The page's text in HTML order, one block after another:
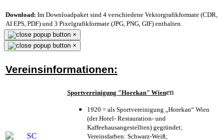
Download: Im Downloadpaket sind 4 verschiedene Vektorgrafikformate (CDR,
AI EPS, PDF) und 3 Pixelgrafikformate (JPG, PNG, GIF) enthalten.
×
×
Vereinsinformationen:
Sportvereinigung "Horekan" Wienen
1920 = als Sportvereinigung „Horekan“ Wien
(der Hotel- Restauration- und
Kaffeehausangestellten) gegründet;
Vereinsfarben: Schwarz-Weiß;